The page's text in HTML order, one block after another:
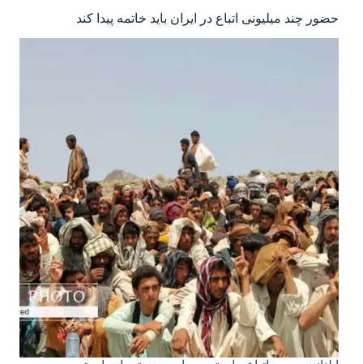
حضور چند میلیونی اتباع در ایران باید خاتمه پیدا کند